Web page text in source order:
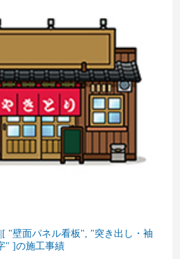
壁面パネル看板", "突き出し・袖
" ]の施工事績